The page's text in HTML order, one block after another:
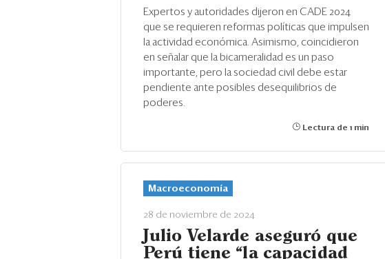
Expertos y autoridades dijeron en CADE 2024
que se requieren reformas políticas que impulsen
la actividad económica. Asimismo, coincidieron
en señalar que la bicameralidad es un paso
importante, pero la sociedad civil debe estar
pendiente ante posibles desequilibrios de
poderes.
Lectura de 1 min
Macroeconomía
28 de noviembre de 2024
Julio Velarde aseguró que
Perú tiene “la capacidad